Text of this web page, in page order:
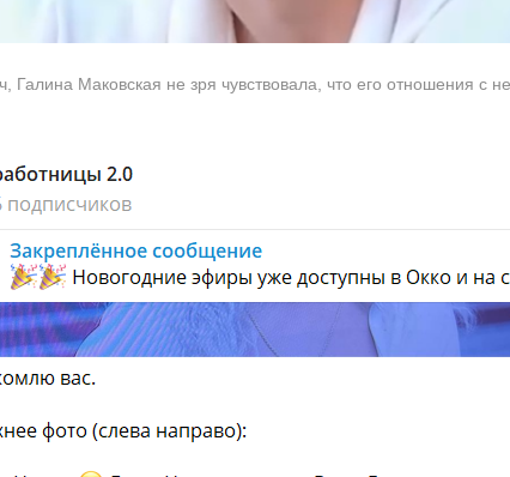
Маковская не зря чувствовала, что его отношения с